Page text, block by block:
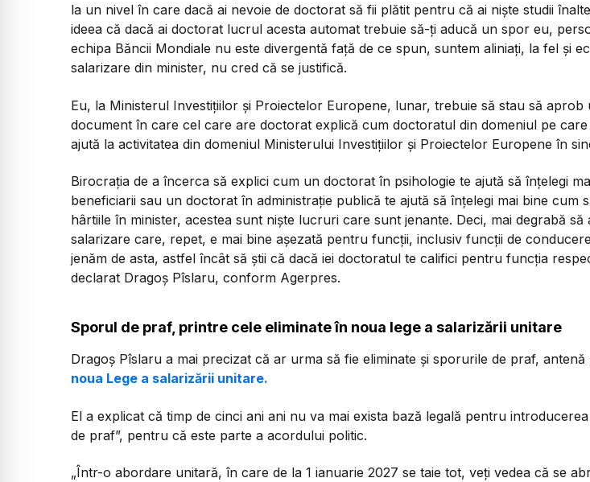
la un nivel în care dacă ai nevoie de doctorat să fii plătit pentru că ai niște studii
ideea că dacă ai doctorat lucrul acesta automat trebuie să-ți aducă un spor eu,
echipa Băncii Mondiale nu este divergentă față de ce spun, suntem aliniați, la fel și
salarizare din minister, nu cred că se justifică.
Eu, la Ministerul Investițiilor și Proiectelor Europene, lunar, trebuie să stau să aprob
document în care cel care are doctorat explică cum doctoratul din domeniul pe
ajută la activitatea din domeniul Ministerului Investițiilor și Proiectelor Europene în
Birocrația de a încerca să explici cum un doctorat în psihologie te ajută să înțelegi
beneficiarii sau un doctorat în administrație publică te ajută să înțelegi mai bine cum
hârtiile în minister, acestea sunt niște lucruri care sunt jenante. Deci, mai degrabă să
salarizare care, repet, e mai bine așezată pentru funcții, inclusiv funcții de
jenăm de asta, astfel încât să știi că dacă iei doctoratul te califici pentru funcția
declarat Dragoș Pîslaru, conform Agerpres.
Sporul de praf, printre cele eliminate în noua lege a salarizării unitare
Dragoș Pîslaru a mai precizat că ar urma să fie eliminate și sporurile de praf, antenă
noua Lege a salarizării unitare.
El a explicat că timp de cinci ani ani nu va mai exista bază legală pentru
de praf”, pentru că este parte a acordului politic.
„Într-o abordare unitară, în care de la 1 ianuarie 2027 se taie tot, veți vedea că se